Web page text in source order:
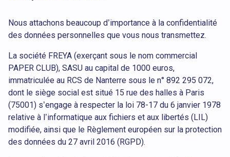
Nous attachons beaucoup d’importance à la confidentialité
des données personnelles que vous nous transmettez.
La société FREYA (exerçant sous le nom commercial
PAPER CLUB), SASU au capital de 1000 euros,
immatriculée au RCS de Nanterre sous le n° 892 295 072,
dont le siège social est situé 15 rue des halles à Paris
(75001) s’engage à respecter la loi 78-17 du 6 janvier 1978
relative à l’informatique aux fichiers et aux libertés (LIL)
modifiée, ainsi que le Règlement européen sur la protection
des données du 27 avril 2016 (RGPD).